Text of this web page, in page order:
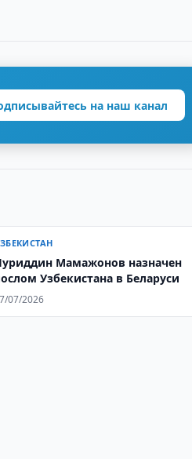
на наш канал
Мамажонов назначен
Узбекистана в Беларуси
07/2026